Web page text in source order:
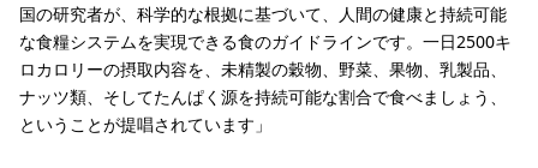
国の研究者が、科学的な根拠に基づいて、人間の健康と持続可能
な食糧システムを実現できる食のガイドラインです。一日2500キ
ロカロリーの摂取内容を、未精製の穀物、野菜、果物、乳製品、
ナッツ類、そしてたんぱく源を持続可能な割合で食べましょう、
ということが提唱されています」